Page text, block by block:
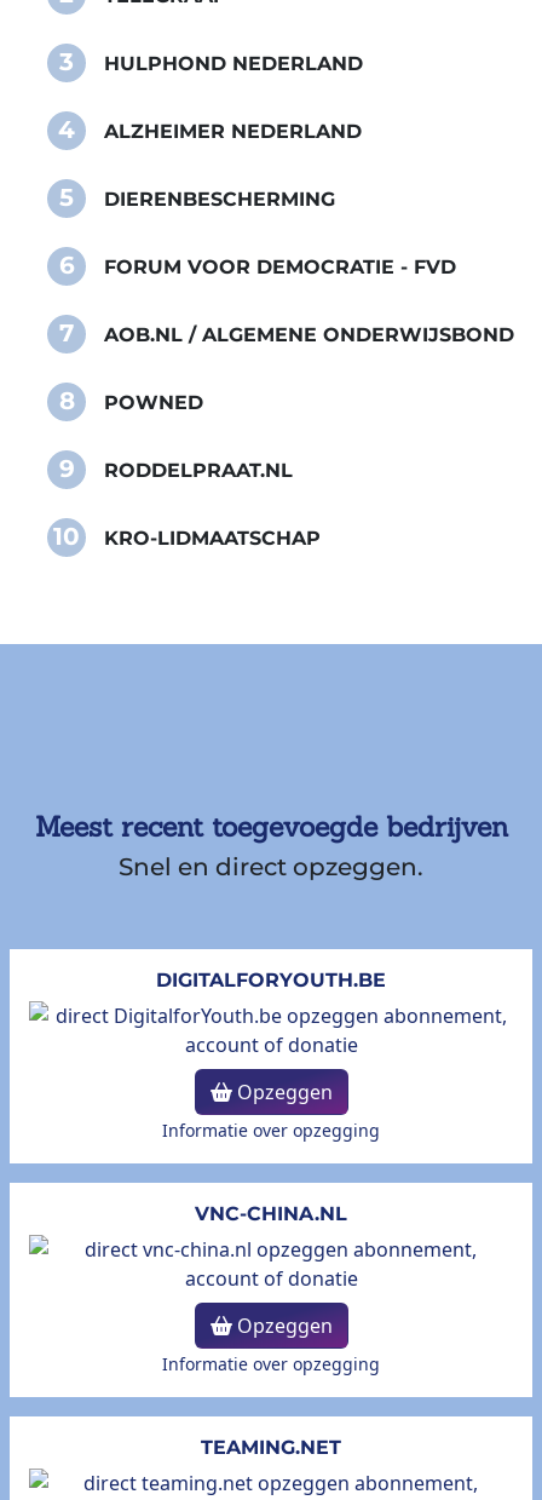
3 HULPHOND NEDERLAND
4 ALZHEIMER NEDERLAND
5 DIERENBESCHERMING
6 FORUM VOOR DEMOCRATIE - FVD
7 AOB.NL / ALGEMENE ONDERWIJSBOND
8 POWNED
9 RODDELPRAAT.NL
10 KRO-LIDMAATSCHAP
Meest recent toegevoegde bedrijven
Snel en direct opzeggen.
DIGITALFORYOUTH.BE
Opzeggen
Informatie over opzegging
VNC-CHINA.NL
Opzeggen
Informatie over opzegging
TEAMING.NET